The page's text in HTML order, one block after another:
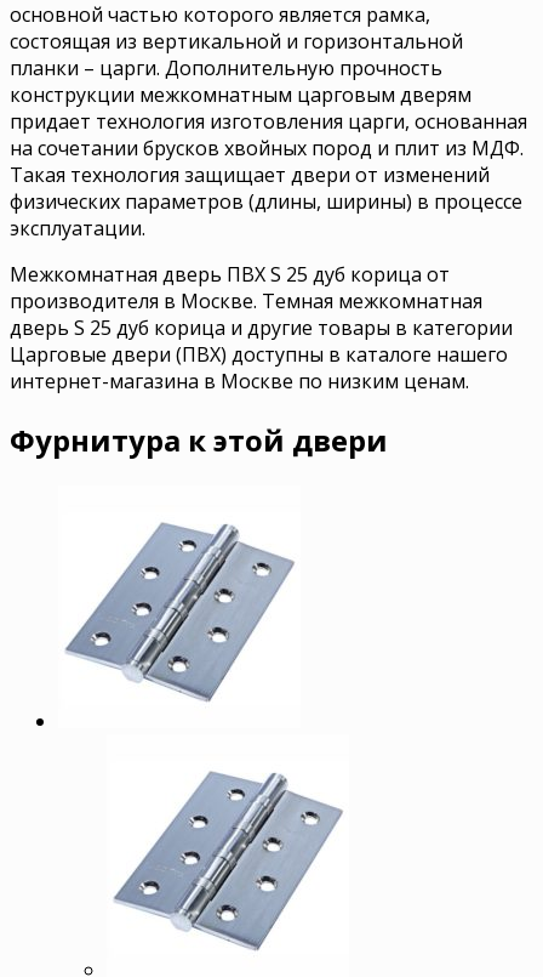
основной частью которого является рамка,
состоящая из вертикальной и горизонтальной
планки – царги. Дополнительную прочность
конструкции межкомнатным царговым дверям
придает технология изготовления царги, основанная
на сочетании брусков хвойных пород и плит из МДФ.
Такая технология защищает двери от изменений
физических параметров (длины, ширины) в процессе
эксплуатации.
Межкомнатная дверь ПВХ S 25 дуб корица от
производителя в Москве. Темная межкомнатная
дверь S 25 дуб корица и другие товары в категории
Царговые двери (ПВХ) доступны в каталоге нашего
интернет-магазина в Москве по низким ценам.
Фурнитура к этой двери